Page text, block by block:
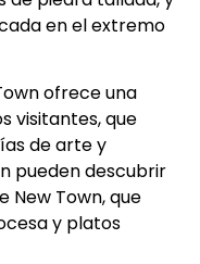
en el extremo
ofrece una
visitantes, que
de arte y
pueden descubrir
New Town, que
y platos